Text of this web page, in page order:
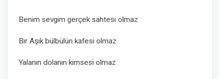
Benim sevgim gerçek sahtesi olmaz
Bir Aşık bülbülün kafesi olmaz
Yalanın dolanın kimsesi olmaz